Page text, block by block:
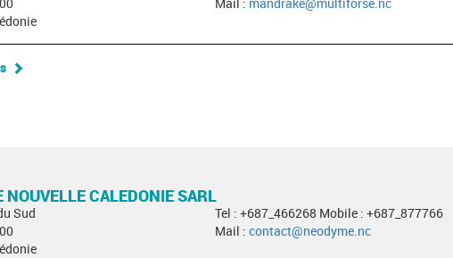
NOUVELLE CALEDONIE SARL
Sud
Tel : +687_466268 Mobile : +687_877766
Mail : contact@neodyme.nc